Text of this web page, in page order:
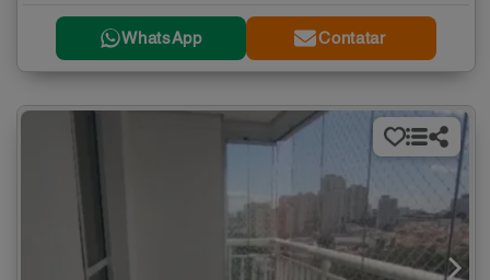
WhatsApp Contatar